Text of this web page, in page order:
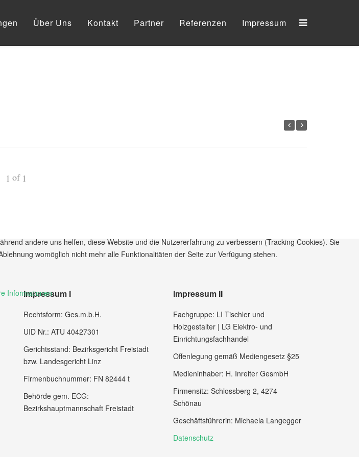
Über Uns Kontakt Partner Referenzen Impressum
1 of 1
Impressum I
Rechtsform: Ges.m.b.H.
UID Nr.: ATU 40427301
Gerichtsstand: Bezirksgericht Freistadt
bzw. Landesgericht Linz
Firmenbuchnummer: FN 82444 t
Behörde gem. ECG:
Bezirkshauptmannschaft Freistadt
Impressum II
Fachgruppe: LI Tischler und
Holzgestalter | LG Elektro- und
Einrichtungsfachhandel
Offenlegung gemäß Mediengesetz §25
Medieninhaber: H. Inreiter GesmbH
Firmensitz: Schlossberg 2, 4274
Schönau
Geschäftsführerin: Michaela Langegger
Datenschutz
andere uns helfen, diese Website und die Nutzererfahrung zu verbessern (Tracking Cookies). Sie
womöglich nicht mehr alle Funktionalitäten der Seite zur Verfügung stehen.
Informationen